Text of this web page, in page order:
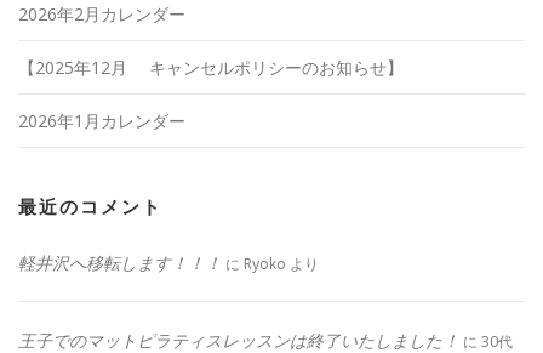
2026年2月カレンダー
【2025年12月 キャンセルポリシーのお知らせ】
2026年1月カレンダー
最近のコメント
軽井沢へ移転します！！！ に Ryoko より
王子でのマットピラティスレッスンは終了いたしました！ に 30代